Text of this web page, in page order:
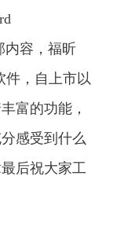
内容，福昕
件，自上市以
富的功能，
感受到什么
后祝大家工